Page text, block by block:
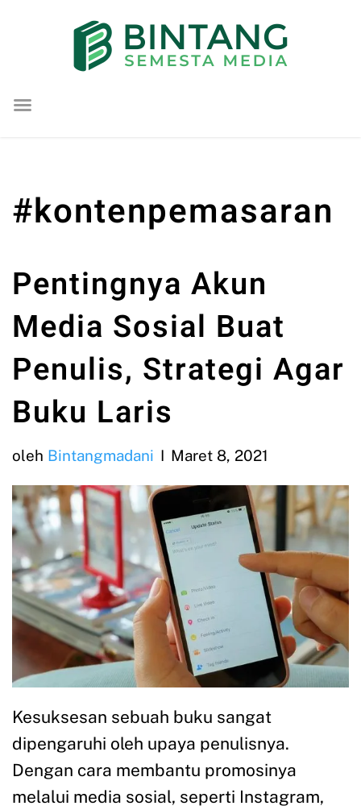
konten
#kontenpemasaran
Pentingnya Akun
Media Sosial Buat
Penulis, Strategi Agar
Buku Laris
oleh Bintangmadani Maret 8, 2021
Kesuksesan sebuah buku sangat
dipengaruhi oleh upaya penulisnya.
Dengan cara membantu promosinya
melalui media sosial, seperti Instagram,